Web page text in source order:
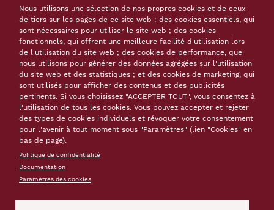
Tourisme et Patrimoine mondial : des
clés pour une réussite durable
Type de document
Actes de colloques
Association Les Climats du vignoble
de Bourgogne
Langue(s)
français
Date
décembre 2013
Nombre de pages
83
Mots-clés
valorisation du patrimoine
touristique
impact économique
Nous utilisons une sélection de nos propres cookies et de ceux
de tiers sur les pages de ce site web : des cookies essentiels, qui
sont nécessaires pour utiliser le site web ; des cookies
fonctionnels, qui offrent une meilleure facilité d'utilisation lors
de l'utilisation du site web ; des cookies de performance, que
nous utilisons pour générer des données agrégées sur l'utilisation
du site web et des statistiques ; et des cookies de marketing, qui
sont utilisés pour afficher des contenus et des publicités
pertinents. Si vous choisissez "ACCEPTER TOUT", vous consentez à
l'utilisation de tous les cookies. Vous pouvez accepter et rejeter
des types de cookies individuels et révoquer votre consentement
pour l'avenir à tout moment sous "Paramètres" (lien "Cookies" en
bas de page).
Politique de confidentialité
Documentation
Paramètres des cookies